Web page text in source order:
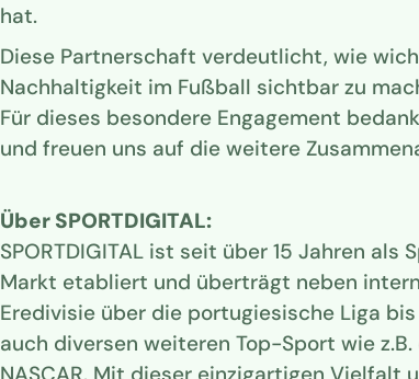
hat.
Diese Partnerschaft verdeutlicht, wie
Nachhaltigkeit im Fußball sichtbar zu
Für dieses besondere Engagement
und freuen uns auf die weitere
Über SPORTDIGITAL:
SPORTDIGITAL ist seit über 15 Jahren
Markt etabliert und überträgt neben
Eredivisie über die portugiesische Liga
auch diversen weiteren Top-Sport wie
NASCAR. Mit dieser einzigartigen Vielfalt